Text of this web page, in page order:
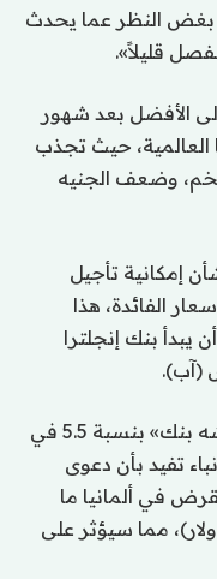
بغض النظر عما يحدث
قليلاً».
الأفضل بعد شهور
العالمية، حيث تجذب
وضعف الجنيه
إمكانية تأجيل
الفائدة، هذا
يبدأ بنك إنجلترا
(آب).
في المقابل، انخفضت أسهم «دويتشه بنك» بنسبة 5.5 في
تفيد بأن دعوى
في ألمانيا ما
يورو (1.39 مليار دولار)، مما سيؤثر على